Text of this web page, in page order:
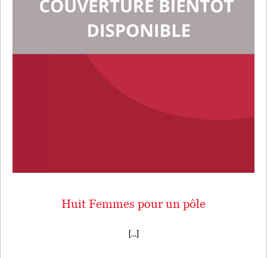
Huit Femmes pour un pôle
[...]